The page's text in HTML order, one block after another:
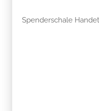
Spenderschale